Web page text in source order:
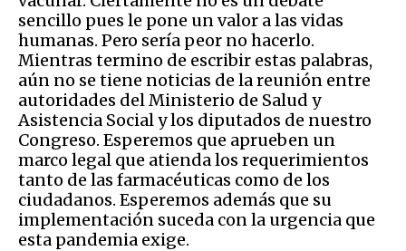
sencillo pues le pone un valor a las vidas
humanas. Pero sería peor no hacerlo.
Mientras termino de escribir estas palabras,
aún no se tiene noticias de la reunión entre
autoridades del Ministerio de Salud y
Asistencia Social y los diputados de nuestro
Congreso. Esperemos que aprueben un
marco legal que atienda los requerimientos
tanto de las farmacéuticas como de los
ciudadanos. Esperemos además que su
implementación suceda con la urgencia que
esta pandemia exige.